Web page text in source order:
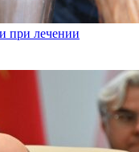
при лечении